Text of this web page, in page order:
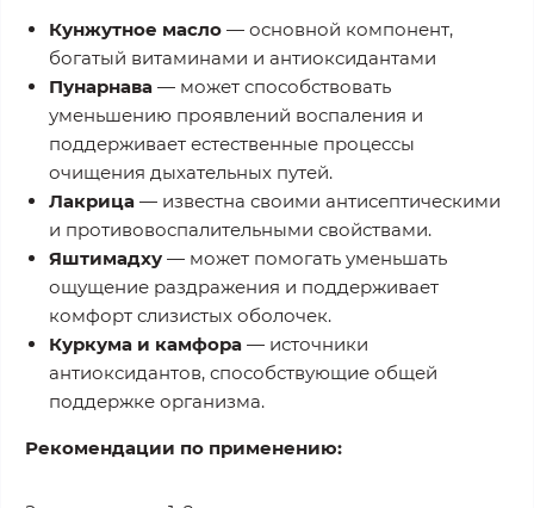
Кунжутное масло — основной компонент,
богатый витаминами и антиоксидантами
Пунарнава — может способствовать
уменьшению проявлений воспаления и
поддерживает естественные процессы
очищения дыхательных путей.
Лакрица — известна своими антисептическими
и противовоспалительными свойствами.
Яштимадху — может помогать уменьшать
ощущение раздражения и поддерживает
комфорт слизистых оболочек.
Куркума и камфора — источники
антиоксидантов, способствующие общей
поддержке организма.
Рекомендации по применению: